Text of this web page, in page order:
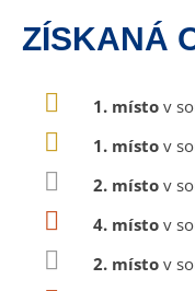
ZÍSKANÁ
1. místo v
1. místo v
2. místo v
4. místo v
2. místo v